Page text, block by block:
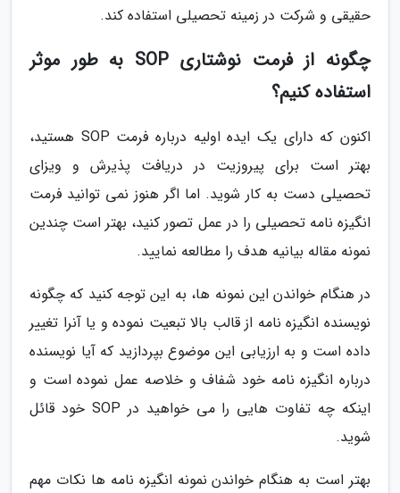
حقیقی و شرکت در زمینه تحصیلی استفاده کند.
چگونه از فرمت نوشتاری SOP به طور موثر
استفاده کنیم؟
اکنون که دارای یک ایده اولیه درباره فرمت SOP هستید،
بهتر است برای پیروزیت در دریافت پذیرش و ویزای
تحصیلی دست به کار شوید. اما اگر هنوز نمی توانید فرمت
انگیزه نامه تحصیلی را در عمل تصور کنید، بهتر است چندین
نمونه مقاله بیانیه هدف را مطالعه نمایید.
در هنگام خواندن این نمونه ها، به این توجه کنید که چگونه
نویسنده انگیزه نامه از قالب بالا تبعیت نموده و یا آنرا تغییر
داده است و به ارزیابی این موضوع بپردازید که آیا نویسنده
درباره انگیزه نامه خود شفاف و خلاصه عمل نموده است و
اینکه چه تفاوت هایی را می خواهید در SOP خود قائل
شوید.
بهتر است به هنگام خواندن نمونه انگیزه نامه ها نکات مهم